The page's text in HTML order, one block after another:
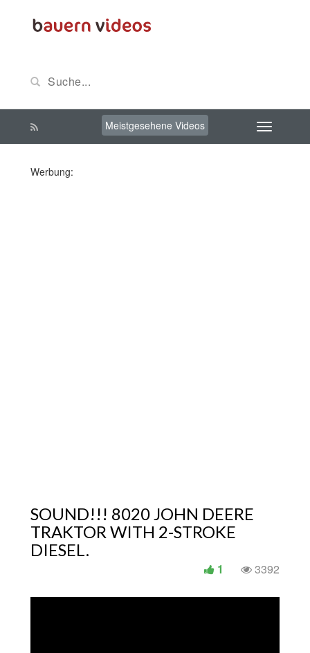
Meistgesehene Videos
Werbung:
SOUND!!! 8020 JOHN DEERE
TRAKTOR WITH 2-STROKE
DIESEL.
3392
1